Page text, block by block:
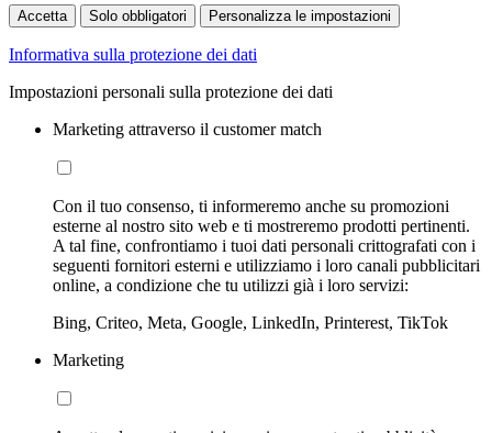
Accetta Solo obbligatori Personalizza le impostazioni
Informativa sulla protezione dei dati
Impostazioni personali sulla protezione dei dati
Marketing attraverso il customer match
Con il tuo consenso, ti informeremo anche su promozioni
esterne al nostro sito web e ti mostreremo prodotti pertinenti.
A tal fine, confrontiamo i tuoi dati personali crittografati con i
seguenti fornitori esterni e utilizziamo i loro canali pubblicitari
online, a condizione che tu utilizzi già i loro servizi:
Bing, Criteo, Meta, Google, LinkedIn, Printerest, TikTok
Marketing